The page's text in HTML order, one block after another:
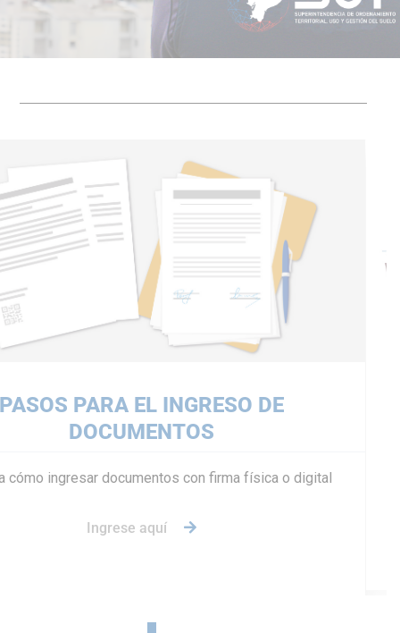
PASOS PARA EL INGRESO DE
DOCUMENTOS
cómo ingresar documentos con firma física o digital
Ingrese aquí